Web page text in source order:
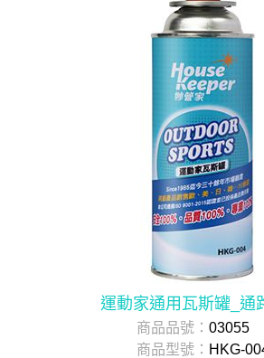
運動家通用瓦斯罐_通
商品品號： 03055
商品型號： HKG-